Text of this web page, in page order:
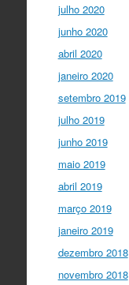
julho 2020
junho 2020
abril 2020
janeiro 2020
setembro 2019
julho 2019
junho 2019
maio 2019
abril 2019
março 2019
janeiro 2019
dezembro 2018
novembro 2018